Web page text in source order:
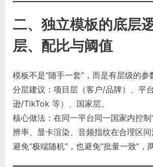
二、独立模板的底层
层、配比与阈值
模板不是“随手一套”，而是有层级的参
分层建议：项目层（客户/品牌）、平
逊/TikTok 等）、国家层。
核心做法：在同一平台同一国家内控制
辨率、显卡渲染、音频指纹在合理区间
避免“极端随机”，也避免“批量一致”，